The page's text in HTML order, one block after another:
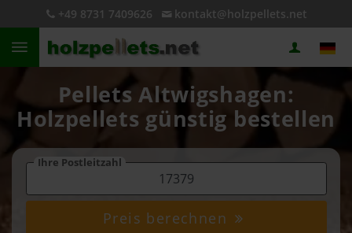
+49 8731 7409626 kontakt@holzpellets.net
Pellets Altwigshagen:
Holzpellets günstig bestellen
Ihre Postleitzahl
Preis berechnen